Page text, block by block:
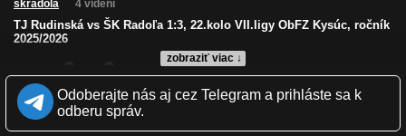
zobraziť viac ↓
skradola 4 videní
TJ Rudinská vs ŠK Radoľa 1:3, 22.kolo VII.ligy ObFZ Kysúc, ročník
2025/2026
Zverejnené: 24.5.2026 13:19
Krajina: Slovensko 🇸🇰
Páči sa: 100% (2 hlasov)
Obľúbené: 0
Odoberajte nás aj cez Telegram a prihláste sa k
odberu správ.